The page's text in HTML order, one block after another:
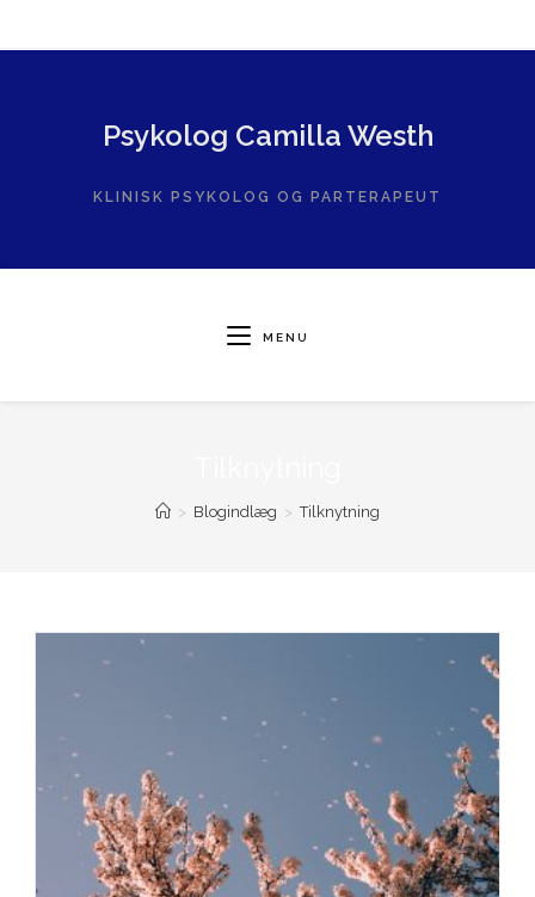
Psykolog Camilla Westh
KLINISK PSYKOLOG OG PARTERAPEUT
MENU
> Blogindlæg > Tilknytning